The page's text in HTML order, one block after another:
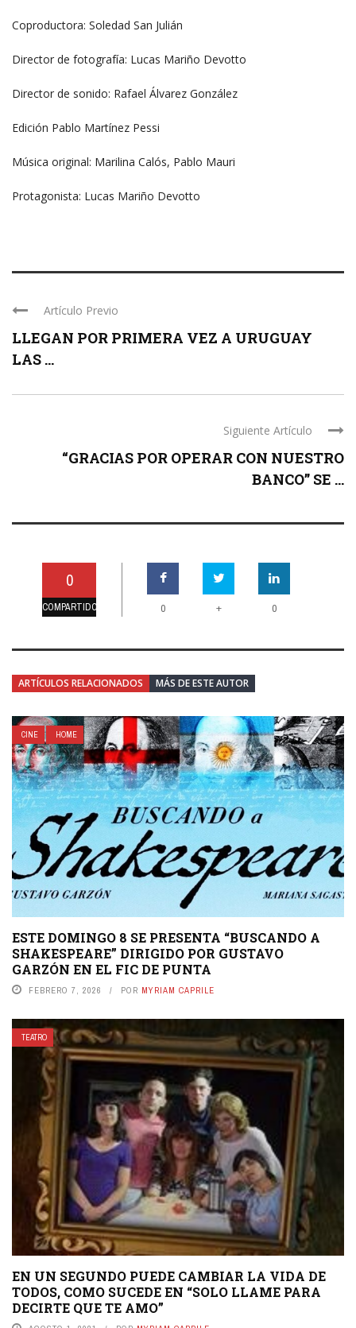
Coproductora: Soledad San Julián
Director de fotografía: Lucas Mariño Devotto
Director de sonido: Rafael Álvarez González
Edición Pablo Martínez Pessi
Música original: Marilina Calós, Pablo Mauri
Protagonista: Lucas Mariño Devotto
Artículo Previo
LLEGAN POR PRIMERA VEZ A URUGUAY
LAS ...
Siguiente Artículo
“GRACIAS POR OPERAR CON NUESTRO
BANCO” SE ...
0
COMPARTIDO 0 + 0
ARTÍCULOS RELACIONADOS MÁS DE ESTE AUTOR
CINE HOME
ESTE DOMINGO 8 SE PRESENTA “BUSCANDO A
SHAKESPEARE” DIRIGIDO POR GUSTAVO
GARZÓN EN EL FIC DE PUNTA
FEBRERO 7, 2026 POR MYRIAM CAPRILE
TEATRO
EN UN SEGUNDO PUEDE CAMBIAR LA VIDA DE
TODOS, COMO SUCEDE EN “SOLO LLAME PARA
DECIRTE QUE TE AMO”